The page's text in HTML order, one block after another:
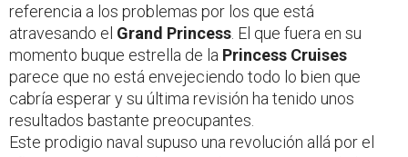
referencia a los problemas por los que está
atravesando el Grand Princess . El que fuera en su
momento buque estrella de la Princess Cruises
parece que no está envejeciendo todo lo bien que
cabría esperar y su última revisión ha tenido unos
resultados bastante preocupantes.
Este prodigio naval supuso una revolución allá por el